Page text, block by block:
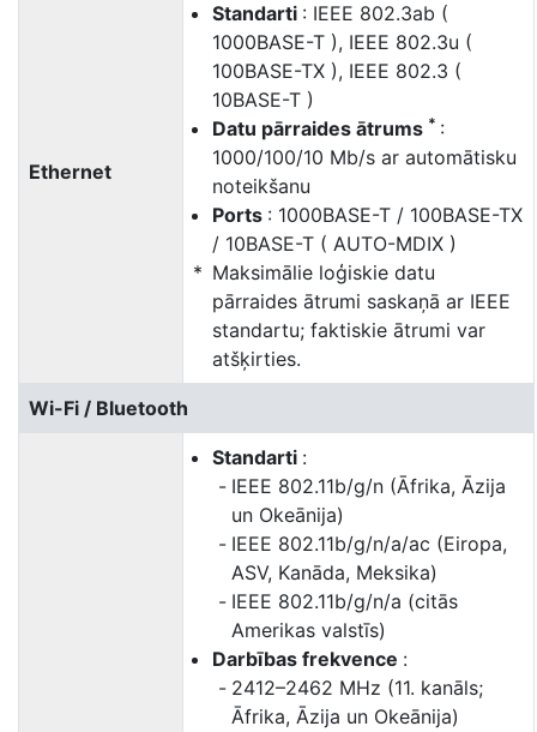
Ethernet
Standarti : IEEE 802.3ab (
1000BASE-T ), IEEE 802.3u (
100BASE-TX ), IEEE 802.3 (
10BASE-T )
Datu pārraides ātrums * :
1000/100/10 Mb/s ar automātisku
noteikšanu
Ports : 1000BASE-T / 100BASE-TX
/ 10BASE-T ( AUTO-MDIX )
Maksimālie loģiskie datu
pārraides ātrumi saskaņā ar IEEE
standartu; faktiskie ātrumi var
atšķirties.
Wi-Fi / Bluetooth
Standarti :
IEEE 802.11b/g/n (Āfrika, Āzija
un Okeānija)
IEEE 802.11b/g/n/a/ac (Eiropa,
ASV, Kanāda, Meksika)
IEEE 802.11b/g/n/a (citās
Amerikas valstīs)
Darbības frekvence :
2412–2462 MHz (11. kanāls;
Āfrika, Āzija un Okeānija)